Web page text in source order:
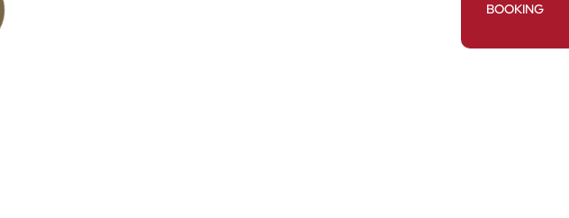
BOOKING